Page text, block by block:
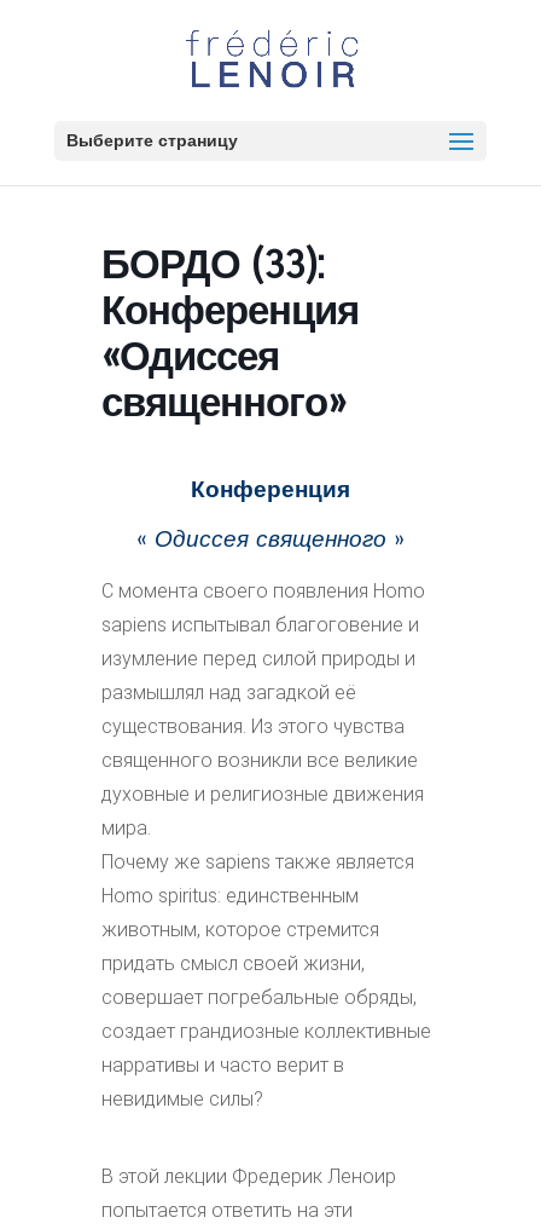
Выберите страницу
БОРДО (33):
Конференция
«Одиссея
священного»
Конференция
« Одиссея священного »
С момента своего появления Homo
sapiens испытывал благоговение и
изумление перед силой природы и
размышлял над загадкой её
существования. Из этого чувства
священного возникли все великие
духовные и религиозные движения
мира.
Почему же sapiens также является
Homo spiritus: единственным
животным, которое стремится
придать смысл своей жизни,
совершает погребальные обряды,
создает грандиозные коллективные
нарративы и часто верит в
невидимые силы?
В этой лекции Фредерик Леноир
попытается ответить на эти